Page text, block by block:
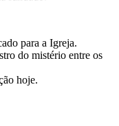
para a Igreja.
do mistério entre os
hoje.